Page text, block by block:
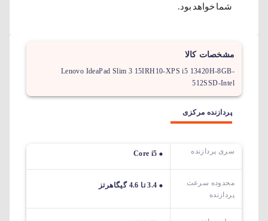
شما خواهد بود.
مشخصات کالا
Lenovo IdeaPad Slim 3 15IRH10-XPS i5 13420H-8GB-
512SSD-Intel
پردازنده مرکزی
سری پردازنده Core i5
محدوده سرعت
پردازنده
3.4 تا 4.6 گیگاهرتز